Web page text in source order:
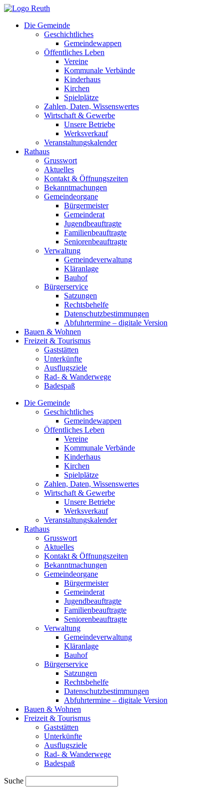
Zum
springenDie Gemeinde
Geschichtliches
Gemeindewappen
Öffentliches Leben
Vereine
Kommunale Verbände
Kinderhaus
Kirchen
Spielplätze
Zahlen, Daten, Wissenswertes
Wirtschaft & Gewerbe
Unsere Betriebe
Werksverkauf
Veranstaltungskalender
Rathaus
Grusswort
Aktuelles
Kontakt & Öffnungszeiten
Bekanntmachungen
Gemeindeorgane
Bürgermeister
Gemeinderat
Jugendbeauftragte
Familienbeauftragte
Seniorenbeauftragte
Verwaltung
Gemeindeverwaltung
Kläranlage
Bauhof
Bürgerservice
Satzungen
Rechtsbehelfe
Datenschutzbestimmungen
Abfuhrtermine – digitale Version
Bauen & Wohnen
Freizeit & Tourismus
Gaststätten
Unterkünfte
Ausflugsziele
Rad- & Wanderwege
Badespaß
Die Gemeinde
Geschichtliches
Gemeindewappen
Öffentliches Leben
Vereine
Kommunale Verbände
Kinderhaus
Kirchen
Spielplätze
Zahlen, Daten, Wissenswertes
Wirtschaft & Gewerbe
Unsere Betriebe
Werksverkauf
Veranstaltungskalender
Rathaus
Grusswort
Aktuelles
Kontakt & Öffnungszeiten
Bekanntmachungen
Gemeindeorgane
Bürgermeister
Gemeinderat
Jugendbeauftragte
Familienbeauftragte
Seniorenbeauftragte
Verwaltung
Gemeindeverwaltung
Kläranlage
Bauhof
Bürgerservice
Satzungen
Rechtsbehelfe
Datenschutzbestimmungen
Abfuhrtermine – digitale Version
Bauen & Wohnen
Freizeit & Tourismus
Gaststätten
Unterkünfte
Ausflugsziele
Rad- & Wanderwege
Badespaß
Suche